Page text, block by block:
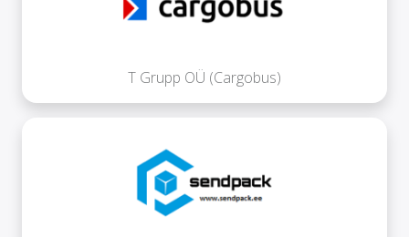
T Grupp OÜ (Cargobus)